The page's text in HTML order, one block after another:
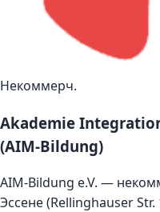
Некоммерч.
Akademie
(AIM-Bildung)
AIM-Bildung e.V. —
Эссене (Rellinghauser